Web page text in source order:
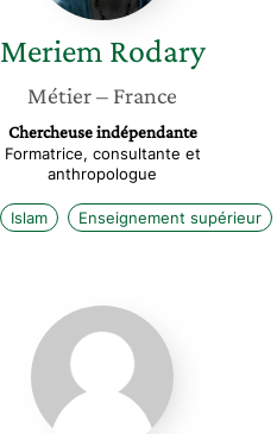
Meriem Rodary
Métier– France
Chercheuse indépendante
Formatrice, consultante et
anthropologue
Islam Enseignement supérieur
Awatef
Slama